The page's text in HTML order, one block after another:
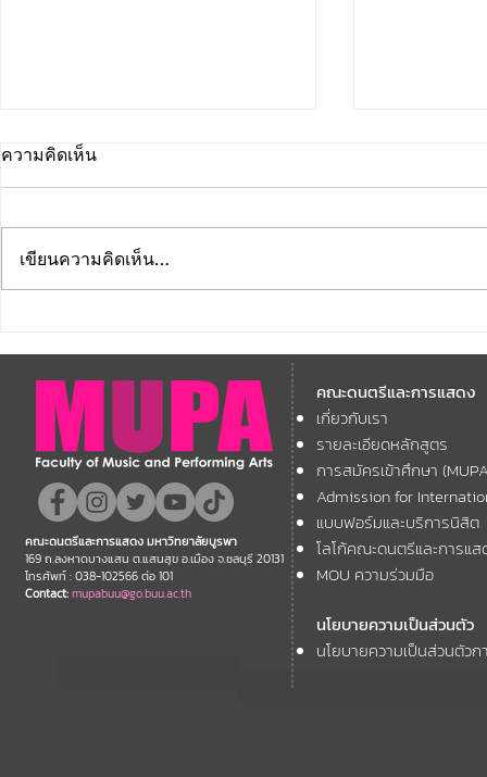
มหาวิทยาลัยบูรพา ขอแสดง
ความยินดี กับคณาจารย์ของ
คณะฯ ที่ได้รับการตอบรับให้นำ
เสนอผลงานวิชาการ ในงาน
ประชุมวิชาการระดับชาติและ
นานาชาติ "ศิลปกรรมวิจัย"
ประจำปี 2569 (FAR 12)
มหาวิทยาลั
โครงการ
11th
Forum
ความคิดเห็น
เขียนความคิดเห็น…
คณะดนตรีและการแสดง
เกี่ยวกับเรา
รายละเอียดหลักสูตร
การสมัครเข้าศึกษา
Admission for
แบบฟอร์มและบริการนิสิต
โลโก้คณะดนตรีและการแส
MOU ความร่วมมือ
นโยบายความเป็นส่วนตัว
นโยบายความเป็นส่วนตัว
คณะดนตรีและการแสดง มหาวิทยาลัยบูรพา
169 ถ.ลงหาดบางแสน ต.แสนสุข อ.เมือง จ.ชลบุรี 20131
โทรศัพท์ : 038-102566 ต่อ 101
Contact:mupabuu@go.buu.ac.th